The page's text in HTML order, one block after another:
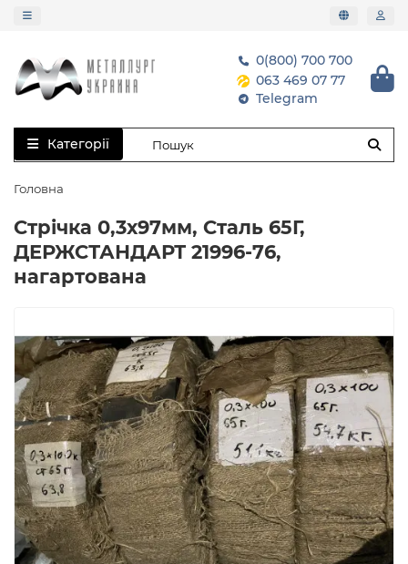
0(800) 700 700
063 469 07 77
Telegram
Категорії
Головна
Стрічка 0,3х97мм, Сталь 65Г,
ДЕРЖСТАНДАРТ 21996-76,
нагартована